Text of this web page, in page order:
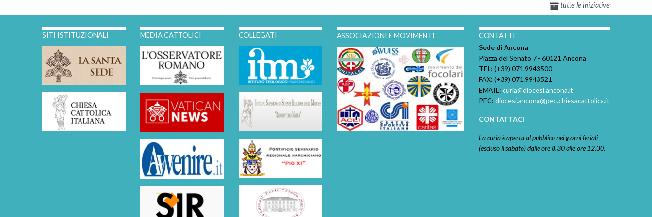
tutte le iniziative
SITI ISTITUZIONALI MEDIA CATTOLICI COLLEGATI ASSOCIAZIONI E MOVIMENTI
CONTATTI
Sede di Ancona
Piazza del Senato 7 - 60121 Ancona
TEL: (+39) 071.9943500
FAX: (+39) 071.9943521
EMAIL: curia@diocesi.ancona.it
PEC: diocesi.ancona@pec.chiesacattolica.it
CONTATTACI
La curia è aperta al pubblico nei giorni feriali
(escluso il sabato) dalle ore 8.30 alle ore 12.30.